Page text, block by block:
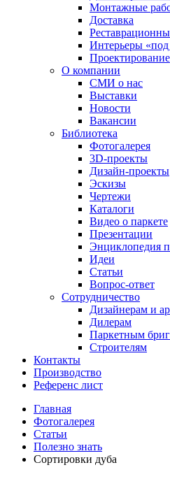
Монтажные
Доставка
Интерьеры
Проектирование
О компании
СМИ о нас
Выставки
Новости
Вакансии
Библиотека
Фотогалерея
3D-проекты
Дизайн-проекты
Эскизы
Чертежи
Каталоги
Видео о паркете
Презентации
Энциклопедия
Идеи
Статьи
Вопрос-ответ
Сотрудничество
Дизайнерам и
Дилерам
Паркетным
Строителям
Контакты
Производство
Референс лист
Главная
Фотогалерея
Статьи
Полезно знать
Сортировки дуба